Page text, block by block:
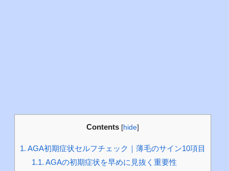
Contents [hide]
1. AGA初期症状セルフチェック｜薄毛のサイン10項目
1.1. AGAの初期症状を早めに見抜く重要性